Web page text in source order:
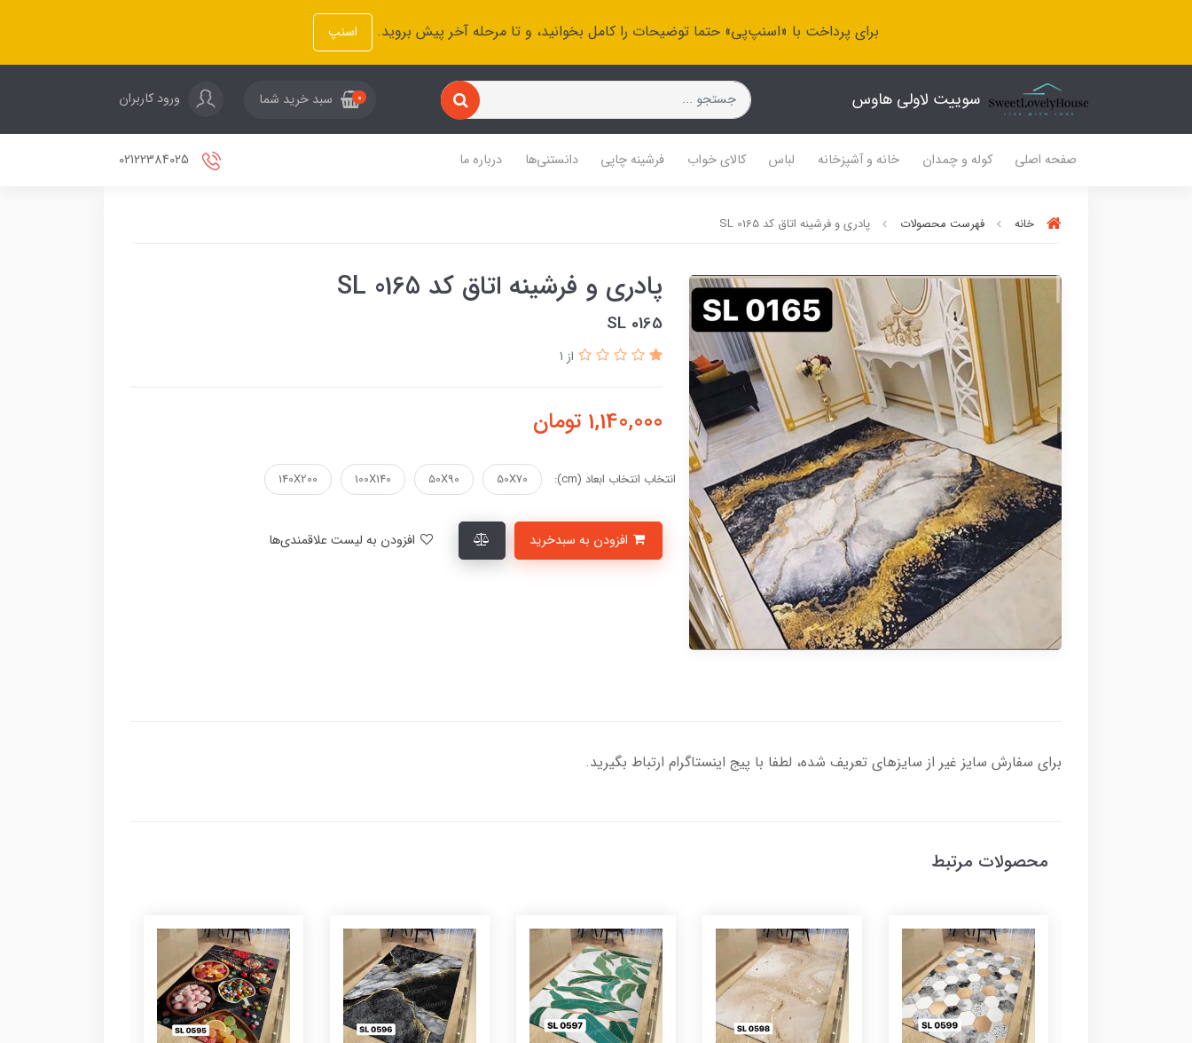
برای پرداخت با «اسنپ‌پی» حتما توضیحات را کامل بخوانید، و تا مرحله آخر پیش بروید. اسنپ
سوییت لاولی هاوس 0 سبد خرید شما ورود کاربران
صفحه اصلی کوله و چمدان خانه و آشپزخانه لباس کالای خواب فرشینه چاپی دانستنی‌ها درباره ما
خانه فهرست محصولات پادری و فرشینه اتاق کد SL 0165
پادری و فرشینه اتاق کد SL 0165
SL 0165
از 1
1,140,000 تومان
انتخاب انتخاب ابعاد (cm): 50X70
50X90
100X140
140X200
برای سفارش سایز غیر از سایزهای تعریف شده، لطفا با پیج اینستاگرام ارتباط بگیرید.
محصولات مرتبط